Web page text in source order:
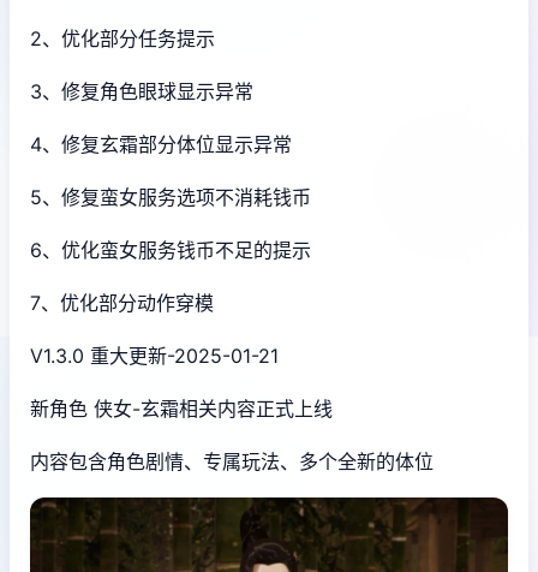
2、优化部分任务提示
3、修复角色眼球显示异常
4、修复玄霜部分体位显示异常
5、修复蛮女服务选项不消耗钱币
6、优化蛮女服务钱币不足的提示
7、优化部分动作穿模
V1.3.0 重大更新-2025-01-21
新角色 侠女-玄霜相关内容正式上线
内容包含角色剧情、专属玩法、多个全新的体位